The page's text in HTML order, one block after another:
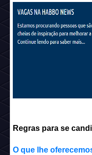
Regras para se
O que lhe